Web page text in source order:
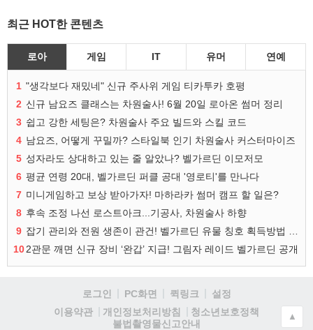
최근 HOT한 콘텐츠
로아 게임 IT 유머 연예
1 "생각보다 재밌네" 신규 주사위 게임 티카투카 호평
2 신규 남요즈 클래스는 차원술사! 6월 20일 로아온 썸머 정리
3 쉽고 강한 세팅은? 차원술사 주요 빌드와 스킬 코드
4 남요즈, 어떻게 꾸밀까? 스타일북 인기 차원술사 커스터마이즈
5 성자라도 상대하고 있는 줄 알았나? 벨가르딘 이모저모
6 평균 연령 20대, 벨가르딘 퍼클 공대 '영로티'를 만나다
7 미니게임하고 보상 받아가자! 마하라카 썸머 캠프 할 일은?
8 후속 조정 나선 로스트아크...기공사, 차원술사 하향
9
102관문 깨면 신규 장비 ‘완갑’ 지급! 그림자 레이드 벨가르딘 공개
로그인 PC화면 퀵링크
설정
이용약관
개인정보처리방침
청소년보호정책
불법촬영물신고안내
▲